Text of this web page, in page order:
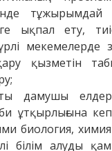
ықпал ету,
мекемелерде
қызметін
дамушы
ұтқырлығына
биология,
білім алуды